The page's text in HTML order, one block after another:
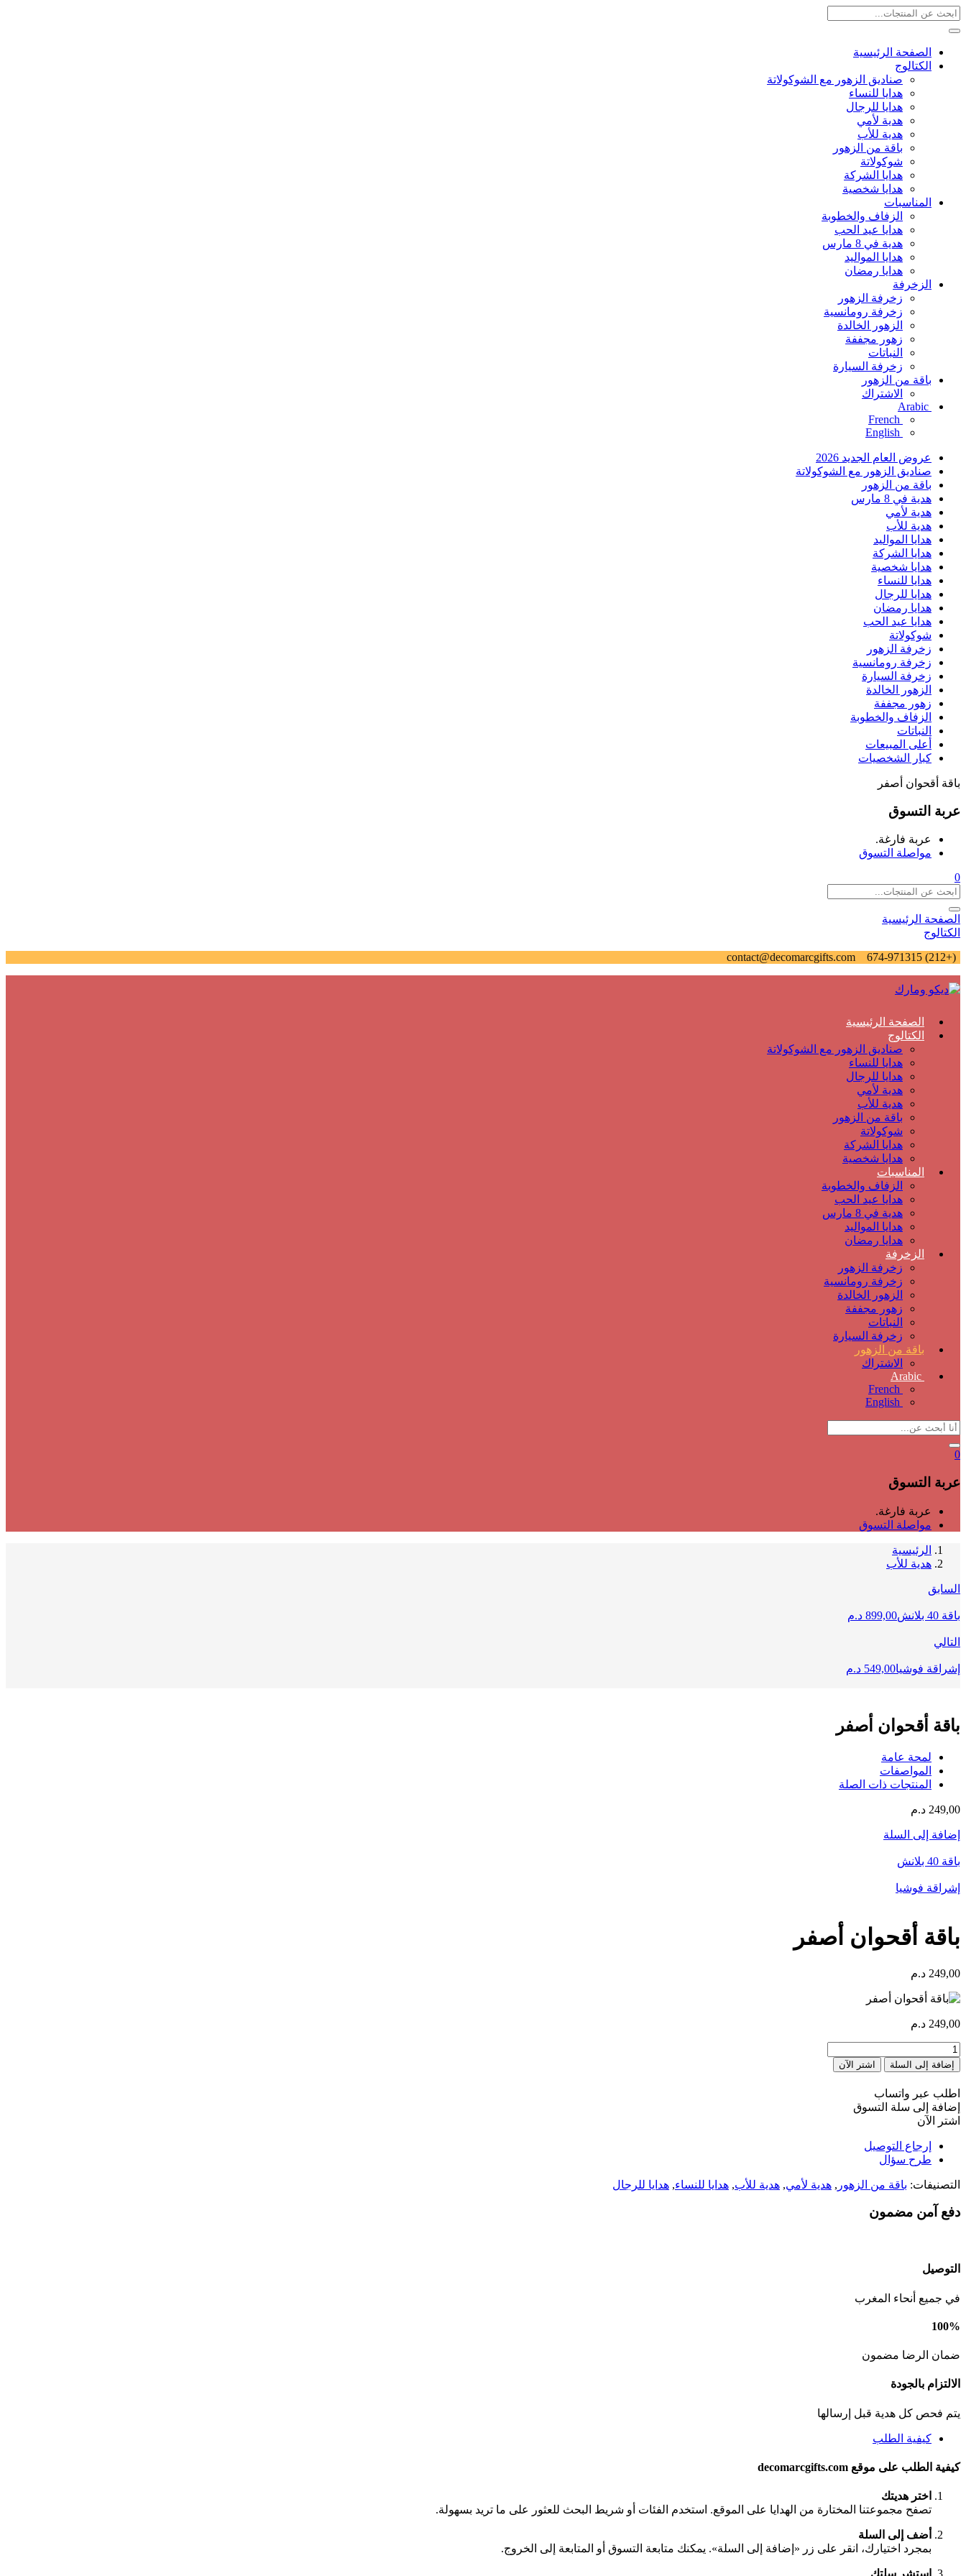
الصفحة الرئيسية
الكتالوج
صناديق الزهور مع الشوكولاتة
هدايا للنساء
هدايا للرجال
هدية لأمي
هدية للأب
باقة من الزهور
شوكولاتة
هدايا الشركة
هدايا شخصية
المناسبات
الزفاف والخطوبة
هدايا عيد الحب
هدية في 8 مارس
هدايا المواليد
هدايا رمضان
الزخرفة
زخرفة الزهور
زخرفة رومانسية
الزهور الخالدة
زهور مجففة
النباتات
زخرفة السيارة
باقة من الزهور
الاشتراك
Arabic
French
English
عروض العام الجديد 2026
صناديق الزهور مع الشوكولاتة
باقة من الزهور
هدية في 8 مارس
هدية لأمي
هدية للأب
هدايا المواليد
هدايا الشركة
هدايا شخصية
هدايا للنساء
هدايا للرجال
هدايا رمضان
هدايا عيد الحب
شوكولاتة
زخرفة الزهور
زخرفة رومانسية
زخرفة السيارة
الزهور الخالدة
زهور مجففة
الزفاف والخطوبة
النباتات
أعلى المبيعات
كبار الشخصيات
باقة أقحوان أصفر
عربة التسوق
عربة فارغة.
مواصلة التسوق
0
الصفحة الرئيسية
الكتالوج
(+212) 674-971315
contact@decomarcgifts.com
الصفحة الرئيسية
الكتالوج
صناديق الزهور مع الشوكولاتة
هدايا للنساء
هدايا للرجال
هدية لأمي
هدية للأب
باقة من الزهور
شوكولاتة
هدايا الشركة
هدايا شخصية
المناسبات
الزفاف والخطوبة
هدايا عيد الحب
هدية في 8 مارس
هدايا المواليد
هدايا رمضان
الزخرفة
زخرفة الزهور
زخرفة رومانسية
الزهور الخالدة
زهور مجففة
النباتات
زخرفة السيارة
باقة من الزهور
الاشتراك
Arabic
French
English
0
عربة التسوق
عربة فارغة.
مواصلة التسوق
الرئيسية
هدية للأب
السابق
باقة 40 بلانش 899,00 د.م
التالي
إشراقة فوشيا549,00 د.م
باقة أقحوان أصفر
لمحة عامة
المواصفات
المنتجات ذات الصلة
249,00 د.م
إضافة إلى السلة
باقة 40 بلانش
إشراقة فوشيا
باقة أقحوان أصفر
249,00 د.م
249,00 د.م
كمية
Bouquet
Chrysanthème
jaune
إضافة إلى السلة اشتر الآن
اطلب عبر واتساب
إضافة إلى سلة التسوق
اشتر الآن
إرجاع التوصيل
طرح سؤال
التصنيفات: باقة من الزهور , هدية لأمي, هدية للأب, هدايا للنساء, هدايا للرجال
دفع آمن مضمون
التوصيل
في جميع أنحاء المغرب
100%
ضمان الرضا مضمون
الالتزام بالجودة
يتم فحص كل هدية قبل إرسالها
كيفية الطلب
كيفية الطلب على موقع decomarcgifts.com
اختر هديتك
تصفح مجموعتنا المختارة من الهدايا على الموقع. استخدم الفئات أو شريط البحث للعثور على ما تريد بسهولة.
أضف إلى السلة
بمجرد اختيارك، انقر على زر «إضافة إلى السلة». يمكنك متابعة التسوق أو المتابعة إلى الخروج.